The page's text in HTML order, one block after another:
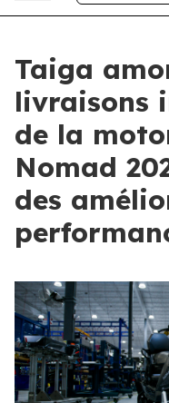
Taiga
livraisons
de la
Nomad
des